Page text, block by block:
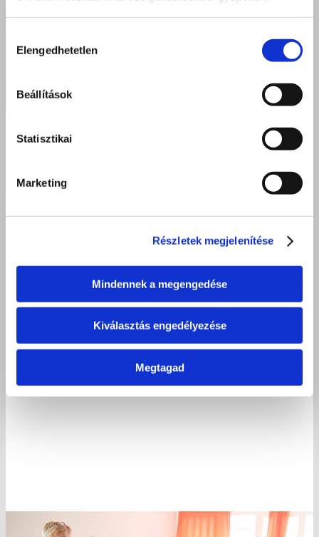
kiválasztása
Elengedhetetlen
Beállítások
Statisztikai
Marketing
Részletek megjelenítése
Mindennek a megengedése
Kiválasztás engedélyezése
Megtagad
LEGO-val épített jövő – Különleges pályaorientációs program a